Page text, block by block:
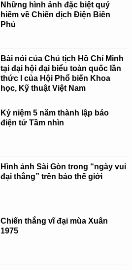
Những hình ảnh đặc biệt quý
hiếm về Chiến dịch Điện Biên
Phủ
Bài nói của Chủ tịch Hồ Chí Minh
tại đại hội đại biểu toàn quốc lần
thức I của Hội Phổ biến Khoa
học, Kỹ thuật Việt Nam
Kỷ niệm 5 năm thành lập báo
điện tử Tầm nhìn
Hình ảnh Sài Gòn trong “ngày vui
đại thắng” trên báo thế giới
Chiến thắng vĩ đại mùa Xuân
1975